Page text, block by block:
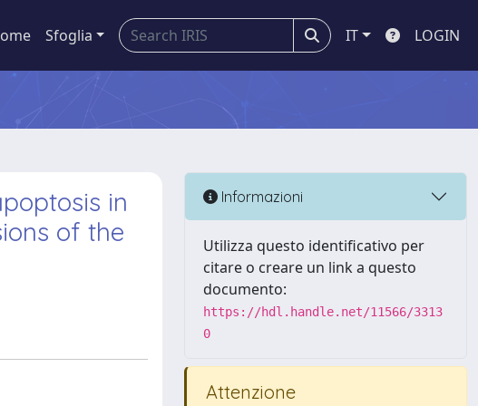
Sfoglia IT LOGIN
in
of the
Informazioni
Utilizza questo identificativo per
citare o creare un link a questo
documento:
https://hdl.handle.net/11566/3313
0
Attenzione